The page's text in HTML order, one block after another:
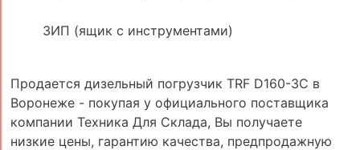
ЗИП (ящик с инструментами)
Продается дизельный погрузчик TRF D160-3C в
Воронеже - покупая у официального поставщика
компании Техника Для Склада, Вы получаете
низкие цены, гарантию качества, предпродажную